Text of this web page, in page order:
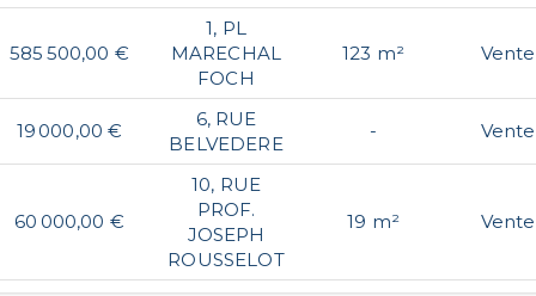
585 500,00 €
1, PL
MARECHAL
FOCH
123 m² Vente
19 000,00 €
6, RUE
BELVEDERE
- Vente
60 000,00 €
10, RUE
PROF.
JOSEPH
ROUSSELOT
19 m² Vente